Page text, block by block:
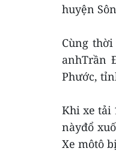
huyện
Cùng
anhTrần
Phước,
Khi xe tải
nàyđổ
Xe môtô